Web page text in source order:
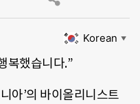
Korean ▼
복했습니다.”
아’의 바이올리니스트